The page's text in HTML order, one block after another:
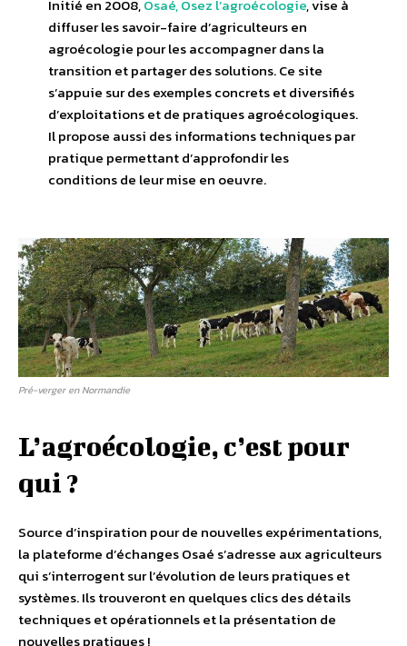
Initié en 2008,Osaé, Osez l’agroécologie, vise à
diffuser les savoir-faire d’agriculteurs en
agroécologie pour les accompagner dans la
transition et partager des solutions. Ce site
s’appuie sur des exemples concrets et diversifiés
d’exploitations et de pratiques agroécologiques.
Il propose aussi des informations techniques par
pratique permettant d’approfondir les
conditions de leur mise en oeuvre.
Pré-verger en Normandie
L’agroécologie, c’est pour
qui ?
Source d’inspiration pour de nouvelles expérimentations,
la plateforme d’échanges Osaé s’adresse aux agriculteurs
qui s’interrogent sur l’évolution de leurs pratiques et
systèmes. Ils trouveront en quelques clics des détails
techniques et opérationnels et la présentation de
nouvelles pratiques !